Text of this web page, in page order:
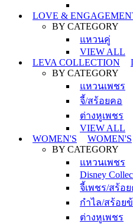
LOVE &
BY CATEGORY
แหวนคู่
VIEW ALL
LEVA COLLECTION
BY CATEGORY
แหวนเพชร
จี้/สร้อยคอ
ต่างหูเพชร
VIEW ALL
WOMEN'S
WOMEN'S
BY CATEGORY
แหวนเพชร
Disney
จี้เพชร/สร้อ
กำไล/สร้อย
ต่างหูเพชร